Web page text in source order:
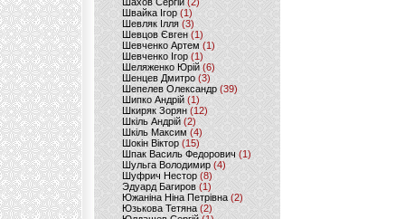
Швайка Ігор (1)
Шевляк Ілля (3)
Шевцов Євген (1)
Шевченко Артем(1)
Шевченко Ігор(1)
Шеляженко Юрій (6)
Шенцев Дмитро (3)
Шепелев Олександр (39)
Шипко Андрій(1)
Шкиряк Зорян(12)
Шкіль Андрій(2)
Шкіль Максим (4)
Шокін Віктор (15)
Шпак Василь Федорович (1)
Шульга Володимир (4)
Шуфрич Нестор(8)
Эдуард Багиров (1)
Южаніна Ніна Петрівна (2)
Юзькова Тетяна(2)